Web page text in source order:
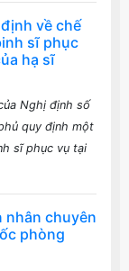
về chế
sĩ phục
hạ sĩ
Nghị định số
quy định một
sĩ phục vụ tại
nhân chuyên
phòng